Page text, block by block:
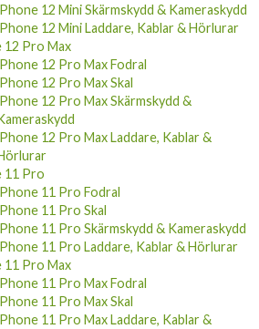
12 Mini Skärmskydd & Kameraskydd
12 Mini Laddare, Kablar & Hörlurar
12 Pro Max
12 Pro Max Fodral
12 Pro Max Skal
12 Pro Max Skärmskydd &
12 Pro Max Laddare, Kablar &
11 Pro
11 Pro Fodral
11 Pro Skal
11 Pro Skärmskydd & Kameraskydd
11 Pro Laddare, Kablar & Hörlurar
11 Pro Max
11 Pro Max Fodral
11 Pro Max Skal
11 Pro Max Laddare, Kablar &